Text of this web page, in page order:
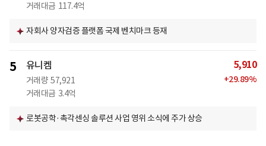
거래대금 117.4억
자회사 양자검증 플랫폼 국제 벤치마크 등재
5 유니켐
거래량 57,921
거래대금 3.4억
5,910
+29.89%
로봇공학·촉각센싱 솔루션 사업 영위 소식에 주가 상승